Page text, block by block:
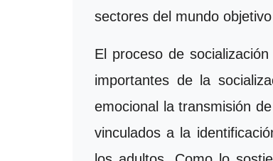
sectores del mundo
El proceso de
importantes de la
emocional la transmisión
vinculados a la